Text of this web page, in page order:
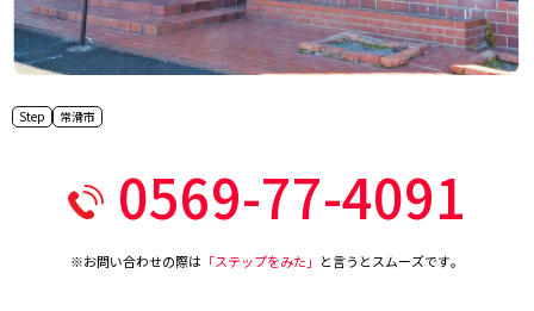
Step 常滑市
0569-77-4091
※お問い合わせの際は 「ステップをみた」 と言うとスムーズです。